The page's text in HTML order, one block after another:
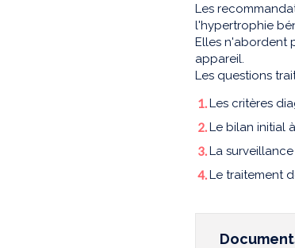
Les
l'hypertrophie
Elles n'abordent
appareil.
Les questions
Les critères
Le bilan initial
La
Le traitement